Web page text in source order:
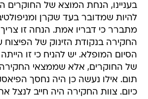
בעניינו, הנחת המוצא של החוקרים
להיות שמדובר בעד שקרן
מתברר כי דבריו אמת. הנחה זו צריך
החקירה בנקודת הזינוק של הפיצוח
הסיום המופלא. יש להניח כי זו
של החוקרים, אלא שממצאי
תום. אילו נעשה כן היה נחסך
כיום. צוות החקירה היה חייב לנצל